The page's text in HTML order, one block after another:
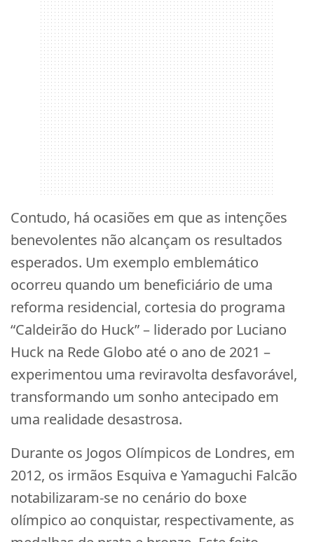
Contudo, há ocasiões em que as intenções
benevolentes não alcançam os resultados
esperados. Um exemplo emblemático
ocorreu quando um beneficiário de uma
reforma residencial, cortesia do programa
“Caldeirão do Huck” – liderado por Luciano
Huck na Rede Globo até o ano de 2021 –
experimentou uma reviravolta desfavorável,
transformando um sonho antecipado em
uma realidade desastrosa.
Durante os Jogos Olímpicos de Londres, em
2012, os irmãos Esquiva e Yamaguchi Falcão
notabilizaram-se no cenário do boxe
olímpico ao conquistar, respectivamente, as